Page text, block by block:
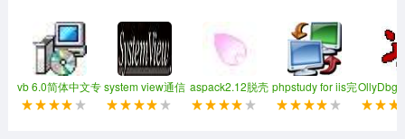
地位，达到了当前同类产品的国际先进水平。目前易语言
已取得国家级鉴定，鉴定会专家一致认为：易语言在技术
上居于国内领先地位，达到了当前同类产品的国际先进水
平。
vb 6.0简体中文专
业版
system view通信
仿真软件
aspack2.12脱壳
工具
phpstudy for iis完
整安装包
OllyDbg
试工具